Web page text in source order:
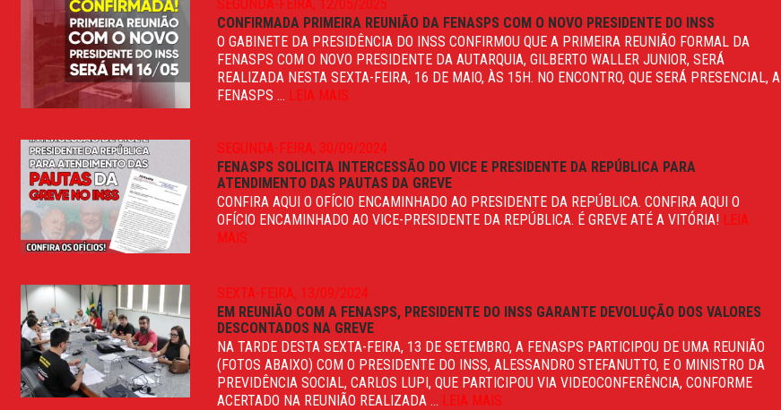
SEGUNDA-FEIRA, 12/05/2025
CONFIRMADA PRIMEIRA REUNIÃO DA FENASPS COM O NOVO PRESIDENTE DO INSS
O GABINETE DA PRESIDÊNCIA DO INSS CONFIRMOU QUE A PRIMEIRA REUNIÃO FORMAL DA
FENASPS COM O NOVO PRESIDENTE DA AUTARQUIA, GILBERTO WALLER JUNIOR, SERÁ
REALIZADA NESTA SEXTA-FEIRA, 16 DE MAIO, ÀS 15H. NO ENCONTRO, QUE SERÁ PRESENCIAL, A
FENASPS ... LEIA MAIS
SEGUNDA-FEIRA, 30/09/2024
FENASPS SOLICITA INTERCESSÃO DO VICE E PRESIDENTE DA REPÚBLICA PARA
ATENDIMENTO DAS PAUTAS DA GREVE
CONFIRA AQUI O OFÍCIO ENCAMINHADO AO PRESIDENTE DA REPÚBLICA. CONFIRA AQUI O
OFÍCIO ENCAMINHADO AO VICE-PRESIDENTE DA REPÚBLICA. É GREVE ATÉ A VITÓRIA! LEIA
MAIS
SEXTA-FEIRA, 13/09/2024
EM REUNIÃO COM A FENASPS, PRESIDENTE DO INSS GARANTE DEVOLUÇÃO DOS VALORES
DESCONTADOS NA GREVE
NA TARDE DESTA SEXTA-FEIRA, 13 DE SETEMBRO, A FENASPS PARTICIPOU DE UMA REUNIÃO
(FOTOS ABAIXO) COM O PRESIDENTE DO INSS, ALESSANDRO STEFANUTTO, E O MINISTRO DA
PREVIDÊNCIA SOCIAL, CARLOS LUPI, QUE PARTICIPOU VIA VIDEOCONFERÊNCIA, CONFORME
ACERTADO NA REUNIÃO REALIZADA ... LEIA MAIS